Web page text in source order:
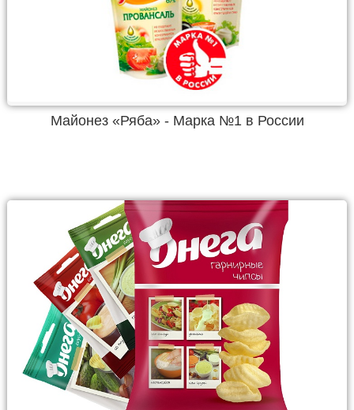
Майонез «Ряба» - Марка №1 в России